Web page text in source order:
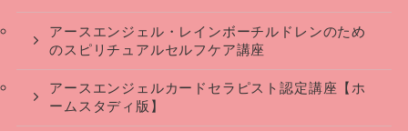
アースエンジェル・レインボーチルドレンのため
のスピリチュアルセルフケア講座
アースエンジェルカードセラピスト認定講座【ホ
ームスタディ版】